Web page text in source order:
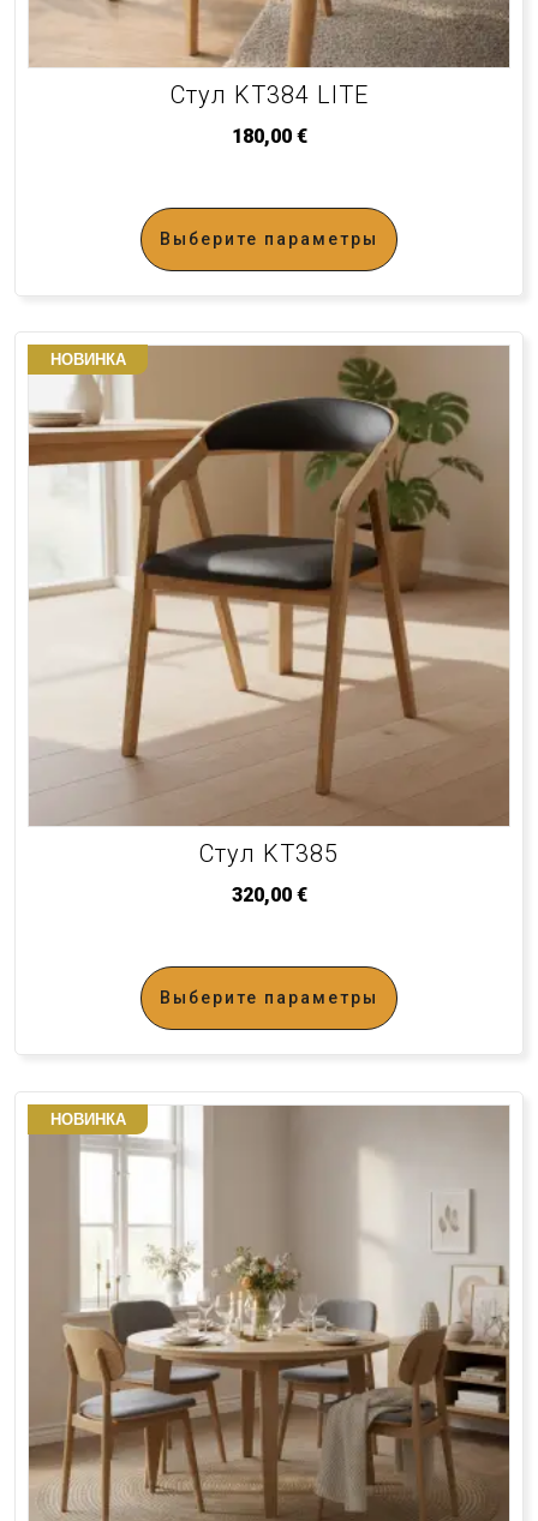
Стул KT384 LITE
180,00 €
Выберите параметры
НОВИНКА
Стул KT385
320,00 €
Выберите параметры
НОВИНКА